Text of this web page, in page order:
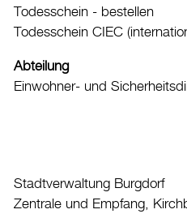
Stadt, Recht und Politik
Umzug
Wirtschaft
Todesschein - bestellen
Todesschein CIEC
Abteilung
Einwohner- und
Stadtverwaltung Burgdorf
Zentrale und Empfang,